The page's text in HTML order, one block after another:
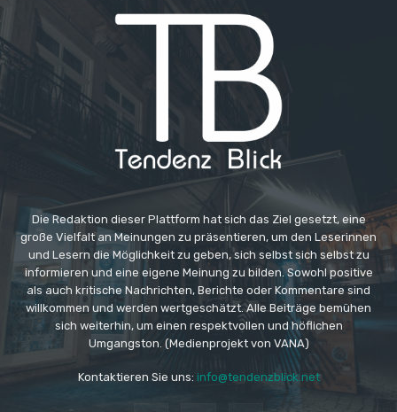
Die Redaktion dieser Plattform hat sich das Ziel gesetzt, eine
große Vielfalt an Meinungen zu präsentieren, um den Leserinnen
und Lesern die Möglichkeit zu geben, sich selbst sich selbst zu
informieren und eine eigene Meinung zu bilden. Sowohl positive
als auch kritische Nachrichten, Berichte oder Kommentare sind
willkommen und werden wertgeschätzt. Alle Beiträge bemühen
sich weiterhin, um einen respektvollen und höflichen
Umgangston. (Medienprojekt von VANA)
Kontaktieren Sie uns: info@tendenzblick.net